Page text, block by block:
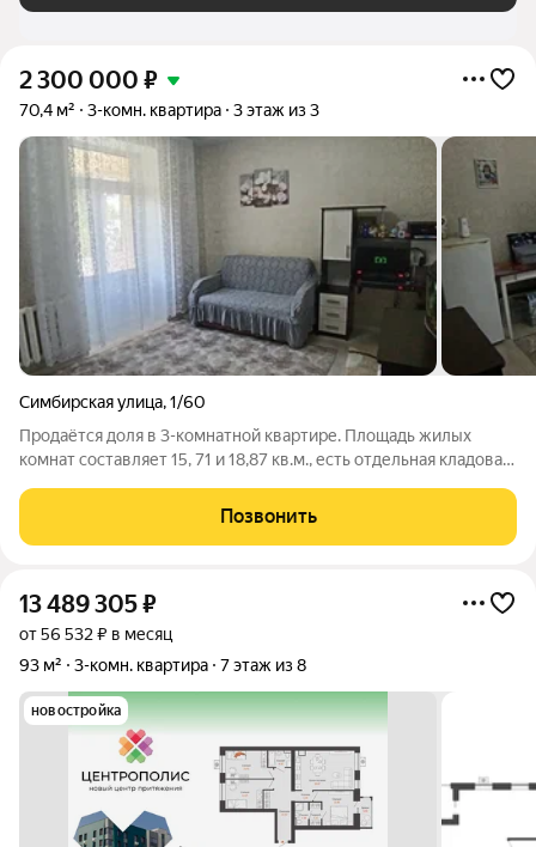
2 300 000 ₽
70,4 м² 3-комн. квартира 3 этаж из 3
Симбирская улица,1/60
Продаётся доля в 3-комнатной квартире. Площадь жилых
комнат составляет 15, 71 и 18,87 кв.м., есть отдельная кладовая.
комната. Комнаты все изолированные. Соседи не проживают,
есть возможно в
Позвонить
13 489 305₽
от 56 532 ₽ в месяц
93 м²
3-комн. квартира 7 этаж из 8
новостройка